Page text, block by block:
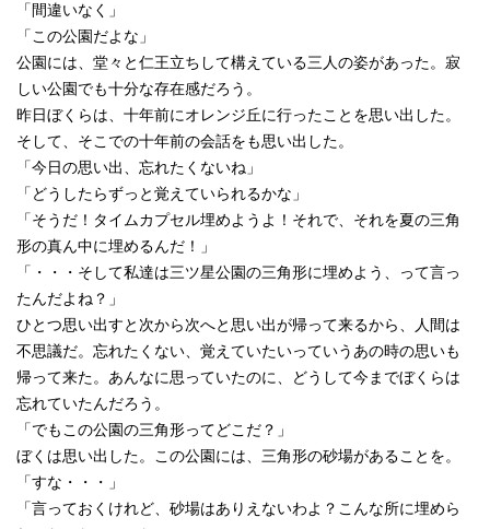
「間違いなく」
「この公園だよな」
公園には、堂々と仁王立ちして構えている三人の姿があった。寂
しい公園でも十分な存在感だろう。
昨日ぼくらは、十年前にオレンジ丘に行ったことを思い出した。
そして、そこでの十年前の会話をも思い出した。
「今日の思い出、忘れたくないね」
「どうしたらずっと覚えていられるかな」
「そうだ！タイムカプセル埋めようよ！それで、それを夏の三角
形の真ん中に埋めるんだ！」
「・・・そして私達は三ツ星公園の三角形に埋めよう、って言っ
たんだよね？」
ひとつ思い出すと次から次へと思い出が帰って来るから、人間は
不思議だ。忘れたくない、覚えていたいっていうあの時の思いも
帰って来た。あんなに思っていたのに、どうして今までぼくらは
忘れていたんだろう。
「でもこの公園の三角形ってどこだ？」
ぼくは思い出した。この公園には、三角形の砂場があることを。
「すな・・・」
「言っておくけれど、砂場はありえないわよ？こんな所に埋めら